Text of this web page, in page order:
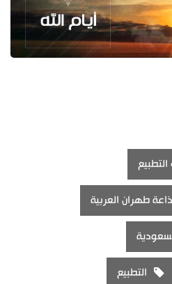
التطبيع
طهران العربية
التطبيع